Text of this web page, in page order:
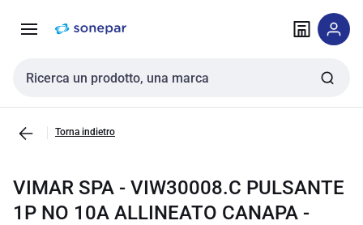
navigazione alla
Cerca input
Torna indietro
VIMAR SPA - VIW30008.C PULSANTE
1P NO 10A ALLINEATO CANAPA -